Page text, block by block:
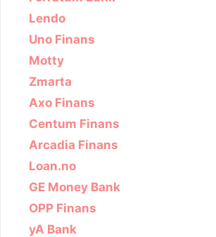
Lendo
Uno Finans
Motty
Zmarta
Axo Finans
Centum Finans
Arcadia Finans
Loan.no
GE Money Bank
OPP Finans
yA Bank